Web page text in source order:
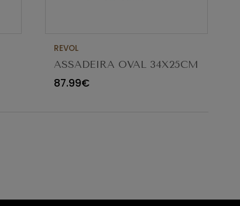
REVOL
ASSADEIRA OVAL 34X25CM
CARACTERE CARDAMOMO
87.99€